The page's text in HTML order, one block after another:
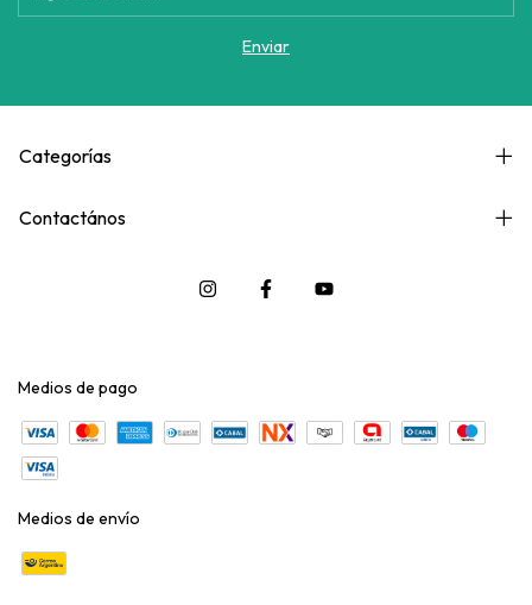
Categorías
Contactános
Medios de pago
Medios de envío